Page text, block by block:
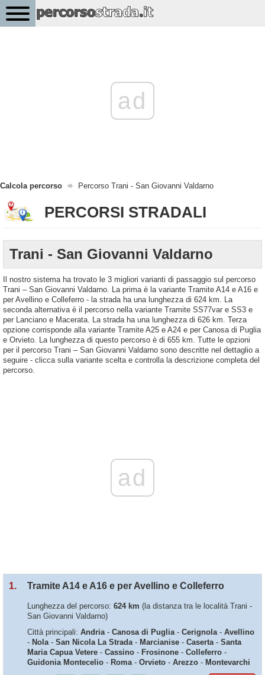
ad
Calcola percorso Percorso Trani - San Giovanni Valdarno
PERCORSI STRADALI
Trani - San Giovanni Valdarno
Il nostro sistema ha trovato le 3 migliori varianti di passaggio sul percorso
Trani – San Giovanni Valdarno. La prima è la variante Tramite A14 e A16 e
per Avellino e Colleferro - la strada ha una lunghezza di 624 km. La
seconda alternativa è il percorso nella variante Tramite SS77var e SS3 e
per Lanciano e Macerata. La strada ha una lunghezza di 626 km. Terza
opzione corrisponde alla variante Tramite A25 e A24 e per Canosa di Puglia
e Orvieto. La lunghezza di questo percorso è di 655 km. Tutte le opzioni
per il percorso Trani – San Giovanni Valdarno sono descritte nel dettaglio a
seguire - clicca sulla variante scelta e controlla la descrizione completa del
percorso.
ad
1. Tramite A14 e A16 e per Avellino e Colleferro
Lunghezza del percorso: 624 km (la distanza tra le località Trani -
San Giovanni Valdarno)
Città principali: Andria- Canosa di Puglia- Cerignola- Avellino
- Nola- San Nicola La Strada- Marcianise - Caserta- Santa
Maria Capua Vetere - Cassino - Frosinone - Colleferro -
Guidonia Montecelio - Roma- Orvieto - Arezzo - Montevarchi